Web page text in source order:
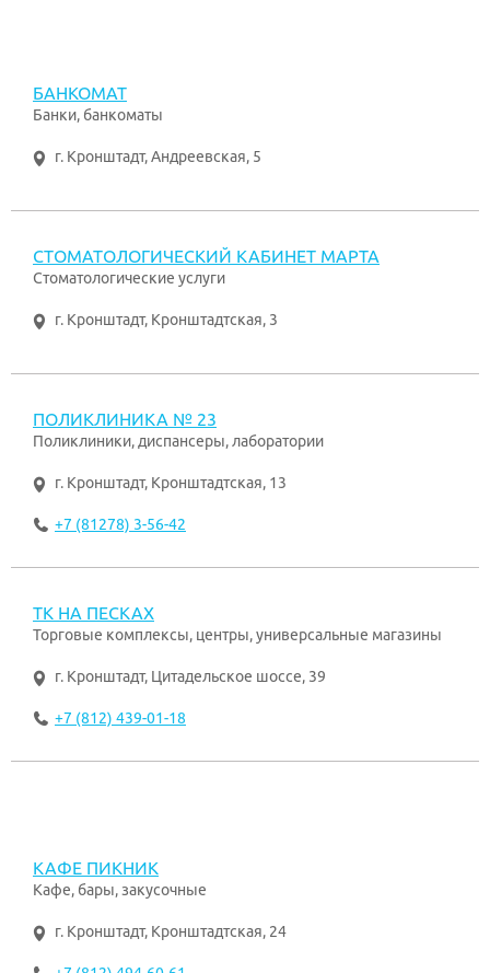
БАНКОМАТ
Банки, банкоматы
г. Кронштадт,Андреевская, 5
СТОМАТОЛОГИЧЕСКИЙ КАБИНЕТ МАРТА
Стоматологические услуги
г. Кронштадт, Кронштадтская, 3
ПОЛИКЛИНИКА № 23
Поликлиники, диспансеры, лаборатории
г. Кронштадт, Кронштадтская, 13
+7 (81278) 3-56-42
ТК НА ПЕСКАХ
Торговые комплексы, центры, универсальные магазины
г. Кронштадт, Цитадельское шоссе, 39
+7 (812) 439-01-18
КАФЕ ПИКНИК
Кафе, бары, закусочные
г. Кронштадт, Кронштадтская, 24